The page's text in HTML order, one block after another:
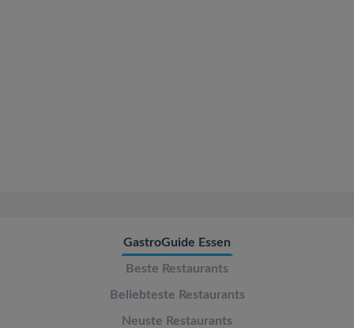
GastroGuide Essen
Beste Restaurants
Beliebteste Restaurants
Neuste Restaurants